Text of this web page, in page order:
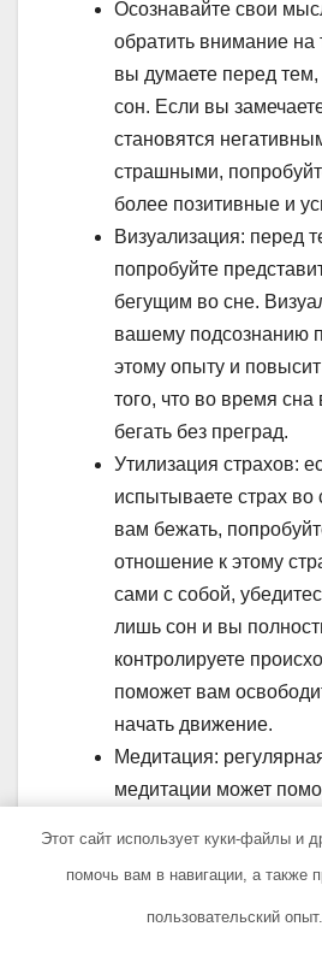
Осознавайте свои
обратить внимание на
вы думаете перед тем,
сон. Если вы
становятся
страшными,
более позитивные и
Визуализация: перед
попробуйте
бегущим во сне.
вашему подсознанию
этому опыту и
того, что во время
бегать без преград.
Утилизация страхов:
испытываете страх во
вам бежать,
отношение к этому
сами с собой,
лишь сон и вы
контролируете
поможет вам
начать движение.
Медитация:
медитации может
эмоциями. Во время
больше возможностей
изменять свои мысли,
Этот сайт использует куки-файлы и
помочь вам в навигации, а также
пользовательский опыт.